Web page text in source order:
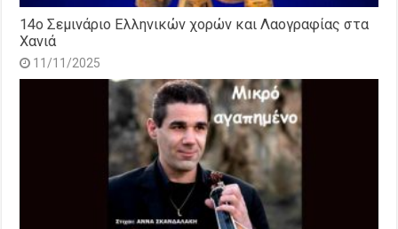
14o Σεμινάριο Ελληνικών χορών και Λαογραφίας στα
Χανιά
11/11/2025